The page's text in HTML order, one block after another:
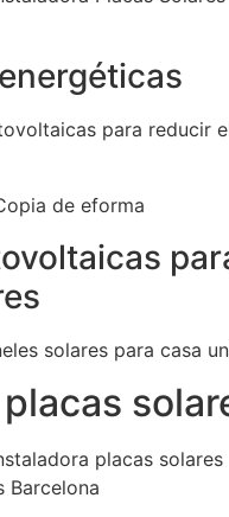
para reducir
solares para casa